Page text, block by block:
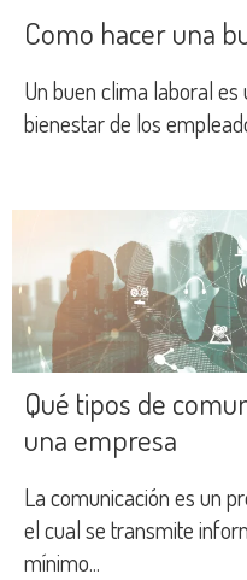
Como hacer una
Un buen clima laboral
bienestar de los
Qué tipos de
una empresa
La comunicación es un
el cual se transmite
mínimo...